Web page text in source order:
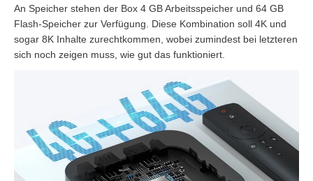
An Speicher stehen der Box 4 GB Arbeitsspeicher und 64 GB
Flash-Speicher zur Verfügung. Diese Kombination soll 4K und
sogar 8K Inhalte zurechtkommen, wobei zumindest bei letzteren
sich noch zeigen muss, wie gut das funktioniert.